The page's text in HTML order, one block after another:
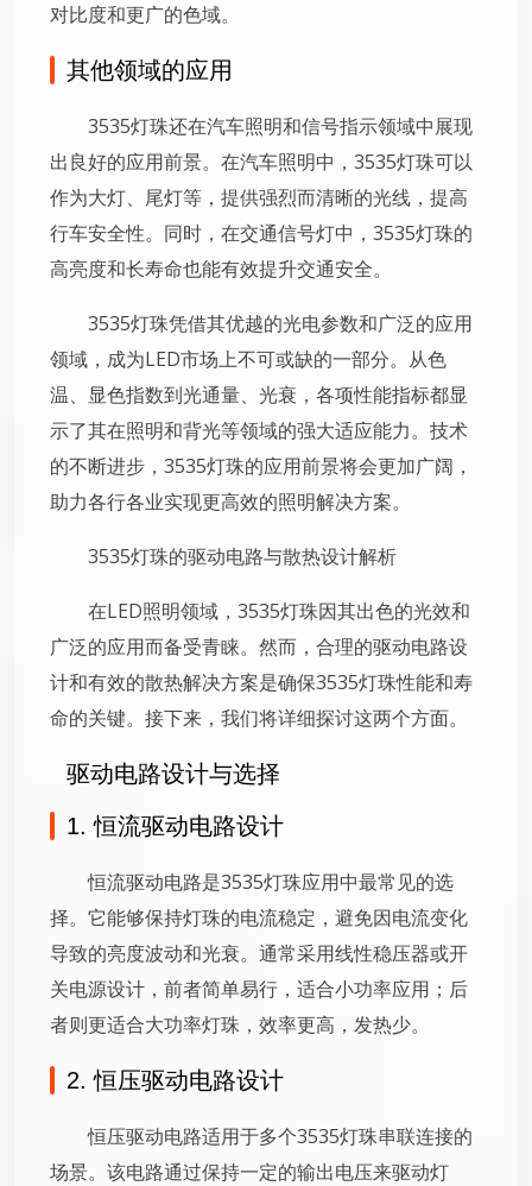
对比度和更广的色域。
其他领域的应用
3535灯珠还在汽车照明和信号指示领域中展现
出良好的应用前景。在汽车照明中，3535灯珠可以
作为大灯、尾灯等，提供强烈而清晰的光线，提高
行车安全性。同时，在交通信号灯中，3535灯珠的
高亮度和长寿命也能有效提升交通安全。
3535灯珠凭借其优越的光电参数和广泛的应用
领域，成为LED市场上不可或缺的一部分。从色
温、显色指数到光通量、光衰，各项性能指标都显
示了其在照明和背光等领域的强大适应能力。技术
的不断进步，3535灯珠的应用前景将会更加广阔，
助力各行各业实现更高效的照明解决方案。
3535灯珠的驱动电路与散热设计解析
在LED照明领域，3535灯珠因其出色的光效和
广泛的应用而备受青睐。然而，合理的驱动电路设
计和有效的散热解决方案是确保3535灯珠性能和寿
命的关键。接下来，我们将详细探讨这两个方面。
驱动电路设计与选择
1. 恒流驱动电路设计
恒流驱动电路是3535灯珠应用中最常见的选
择。它能够保持灯珠的电流稳定，避免因电流变化
导致的亮度波动和光衰。通常采用线性稳压器或开
关电源设计，前者简单易行，适合小功率应用；后
者则更适合大功率灯珠，效率更高，发热少。
2. 恒压驱动电路设计
恒压驱动电路适用于多个3535灯珠串联连接的
场景。该电路通过保持一定的输出电压来驱动灯